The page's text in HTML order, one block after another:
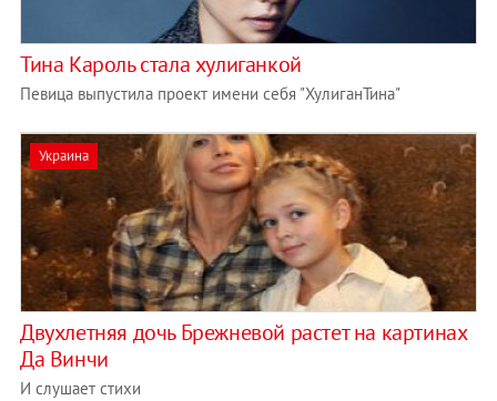
Тина Кароль стала хулиганкой
Певица выпустила проект имени себя "ХулиганТина"
Украина
Двухлетняя дочь Брежневой растет на картинах
Да Винчи
И слушает стихи